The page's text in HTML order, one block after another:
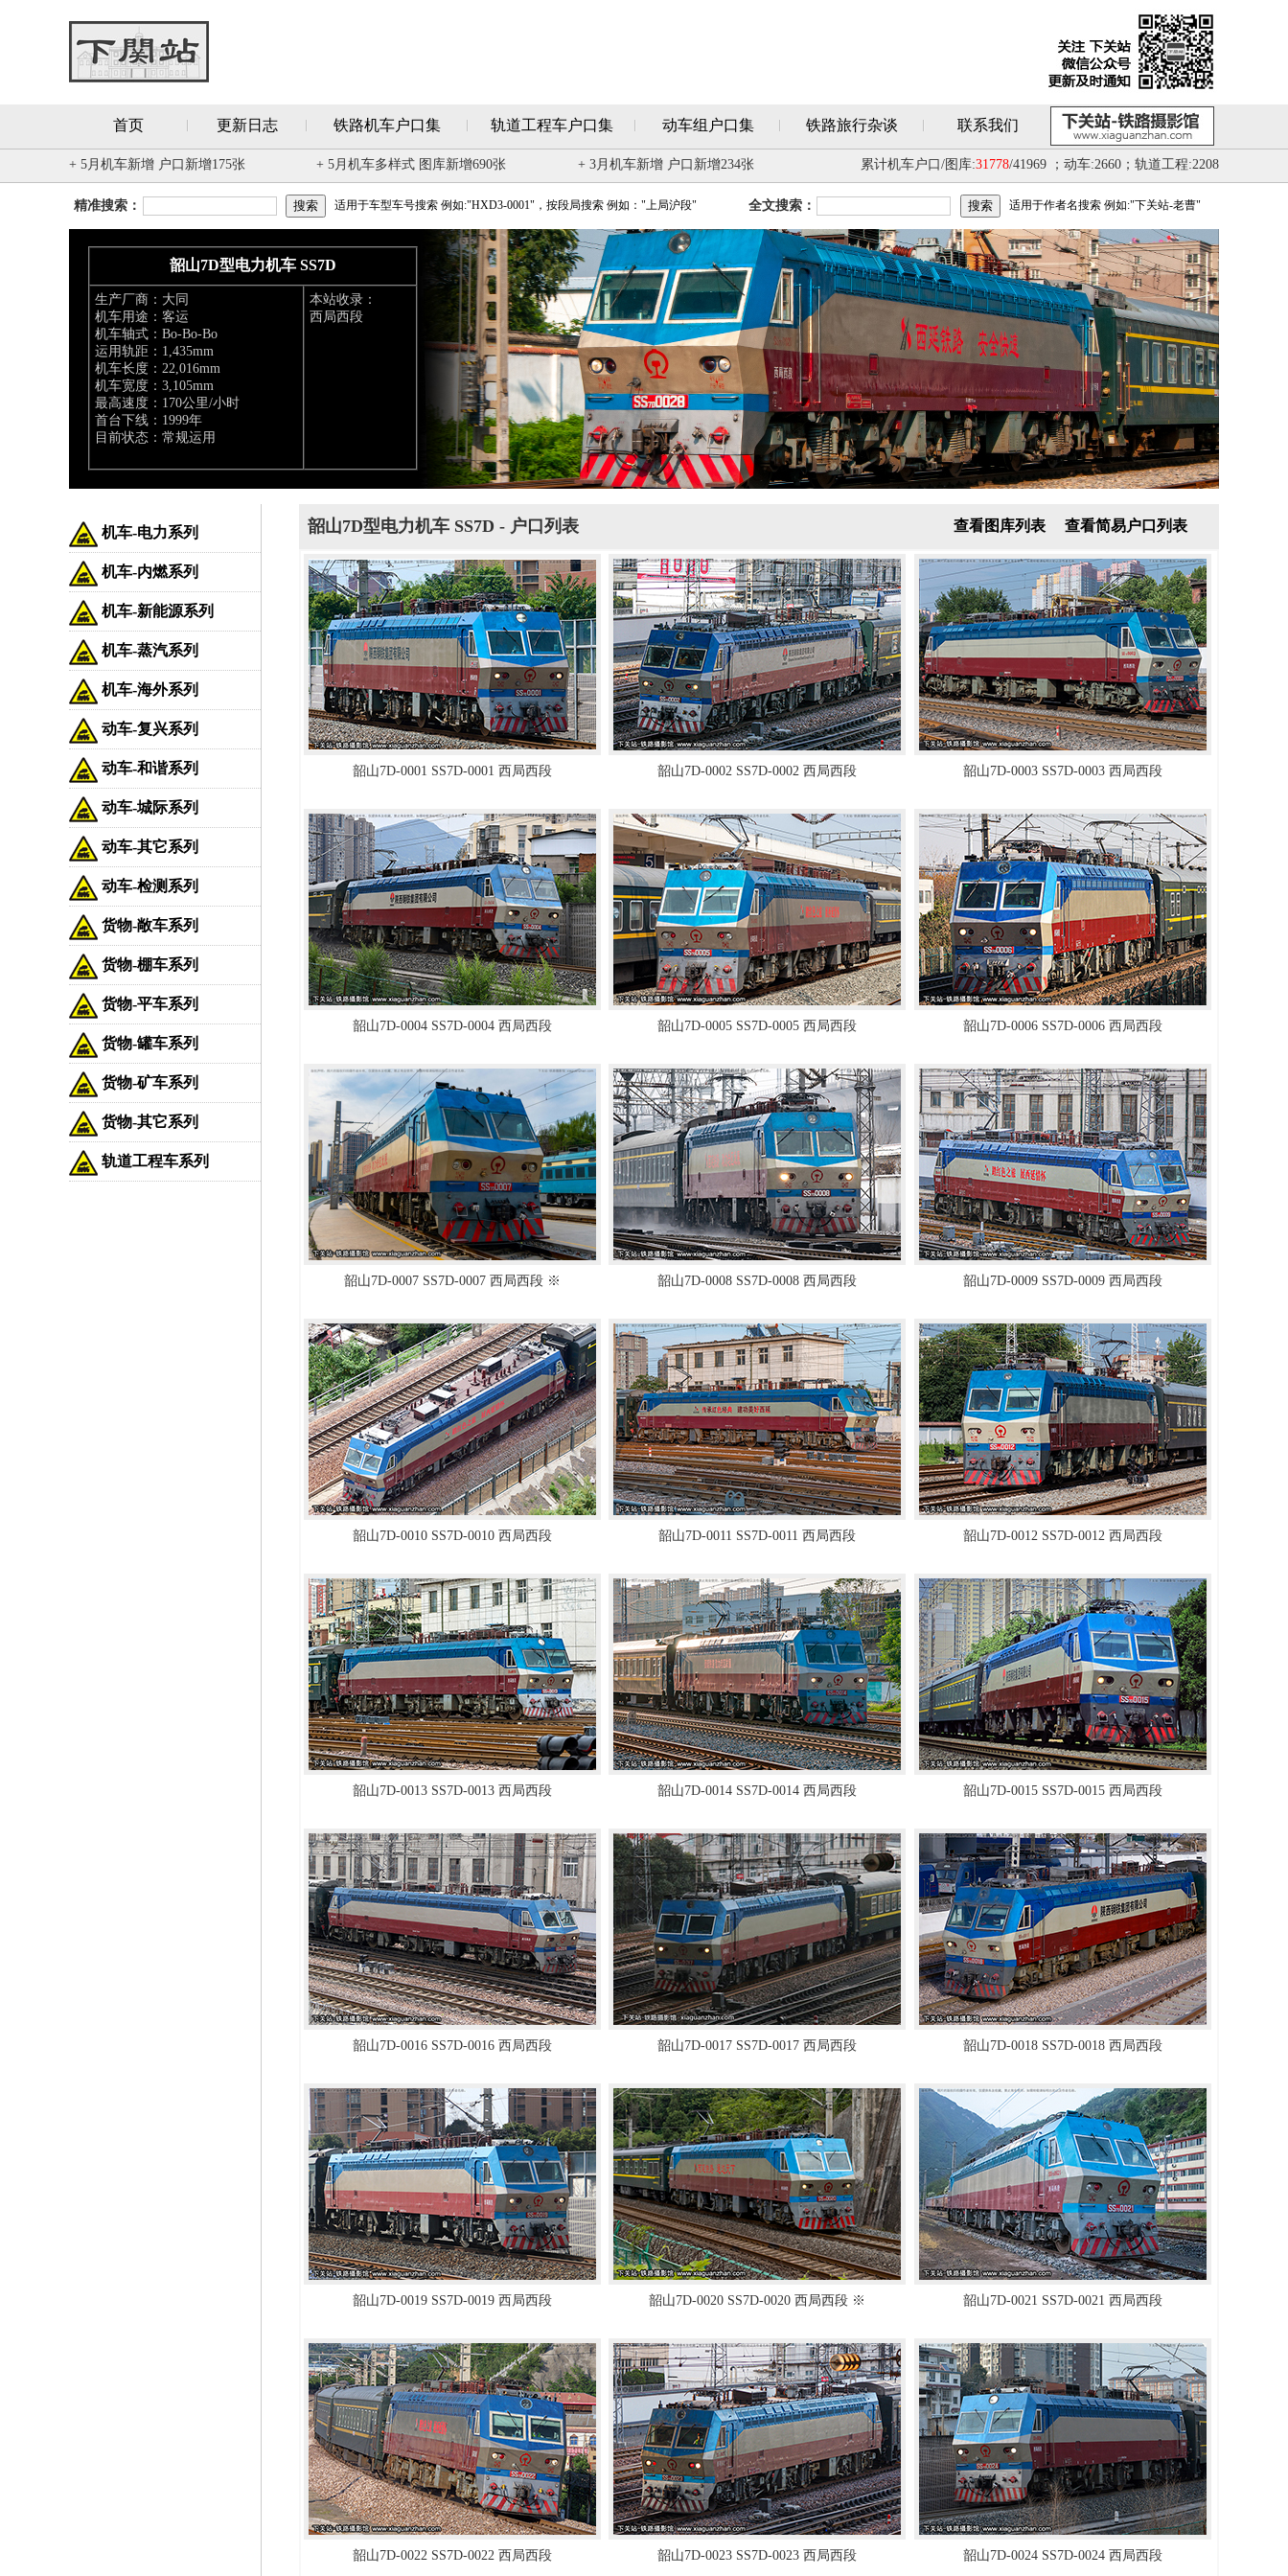
首页 更新日志 铁路机车户口集 轨道工程车户口集 动车组户口集 铁路旅行杂谈 联系我们
+ 5月机车新增 户口新增175张 + 5月机车多样式 图库新增690张 + 3月机车新增 户口新增234张 累计机车户口/图库:31778/41969 ；动车:2660；轨道工程:2208
精准搜索： 适用于车型车号搜索 例如:"HXD3-0001"，按段局搜索 例如："上局沪段" 全文搜索： 适用于作者名搜索 例如:"下关站-老曹"
韶山7D型电力机车 SS7D
生产厂商：大同
机车用途：客运
机车轴式：Bo-Bo-Bo
运用轨距：1,435mm
机车长度：22,016mm
机车宽度：3,105mm
最高速度：170公里/小时
首台下线：1999年
目前状态：常规运用
本站收录：
西局西段
机车-电力系列
机车-内燃系列
机车-新能源系列
机车-蒸汽系列
机车-海外系列
动车-复兴系列
动车-和谐系列
动车-城际系列
动车-其它系列
动车-检测系列
货物-敞车系列
货物-棚车系列
货物-平车系列
货物-罐车系列
货物-矿车系列
货物-其它系列
轨道工程车系列
韶山7D型电力机车 SS7D - 户口列表 查看图库列表 查看简易户口列表
韶山7D-0001 SS7D-0001 西局西段 韶山7D-0002 SS7D-0002 西局西段 韶山7D-0003 SS7D-0003 西局西段
韶山7D-0004 SS7D-0004 西局西段 韶山7D-0005 SS7D-0005 西局西段 韶山7D-0006 SS7D-0006 西局西段
韶山7D-0007 SS7D-0007 西局西段 ※ 韶山7D-0008 SS7D-0008 西局西段 韶山7D-0009 SS7D-0009 西局西段
韶山7D-0010 SS7D-0010 西局西段 韶山7D-0011 SS7D-0011 西局西段 韶山7D-0012 SS7D-0012 西局西段
韶山7D-0013 SS7D-0013 西局西段 韶山7D-0014 SS7D-0014 西局西段 韶山7D-0015 SS7D-0015 西局西段
韶山7D-0016 SS7D-0016 西局西段 韶山7D-0017 SS7D-0017 西局西段 韶山7D-0018 SS7D-0018 西局西段
韶山7D-0019 SS7D-0019 西局西段 韶山7D-0020 SS7D-0020 西局西段 ※ 韶山7D-0021 SS7D-0021 西局西段
韶山7D-0022 SS7D-0022 西局西段 韶山7D-0023 SS7D-0023 西局西段 韶山7D-0024 SS7D-0024 西局西段